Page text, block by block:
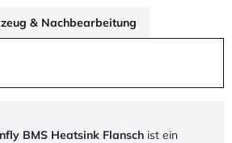
& Nachbearbeitung
BMS Heatsink Flansch ist ein